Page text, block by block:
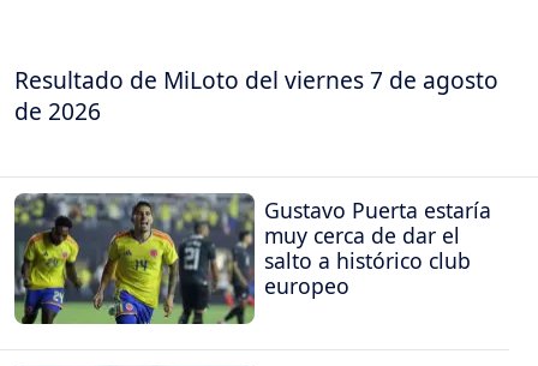
Resultado de MiLoto del viernes 7 de agosto
de 2026
Gustavo Puerta estaría
muy cerca de dar el
salto a histórico club
europeo